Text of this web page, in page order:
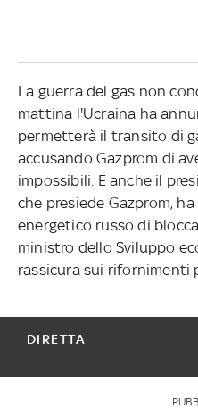
La guerra del gas non
mattina l'Ucraina ha
permetterà il transito di
accusando Gazprom di
impossibili. E anche il
che presiede Gazprom,
energetico russo di
ministro dello Sviluppo
rassicura sui rifornimenti
DIRETTA